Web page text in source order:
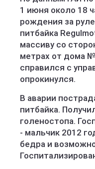
1 июня около 18
рождения за
питбайка
массиву со
метрах от дома
справился с
опрокинулся.
В аварии
питбайка.
голеностопа.
- мальчик 2012
бедра и